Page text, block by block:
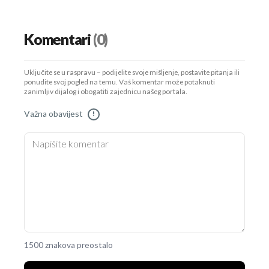
Komentari(0)
Uključite se u raspravu – podijelite svoje mišljenje, postavite pitanja ili
ponudite svoj pogled na temu. Vaš komentar može potaknuti
zanimljiv dijalog i obogatiti zajednicu našeg portala.
Važna obavijest !
1500 znakova preostalo